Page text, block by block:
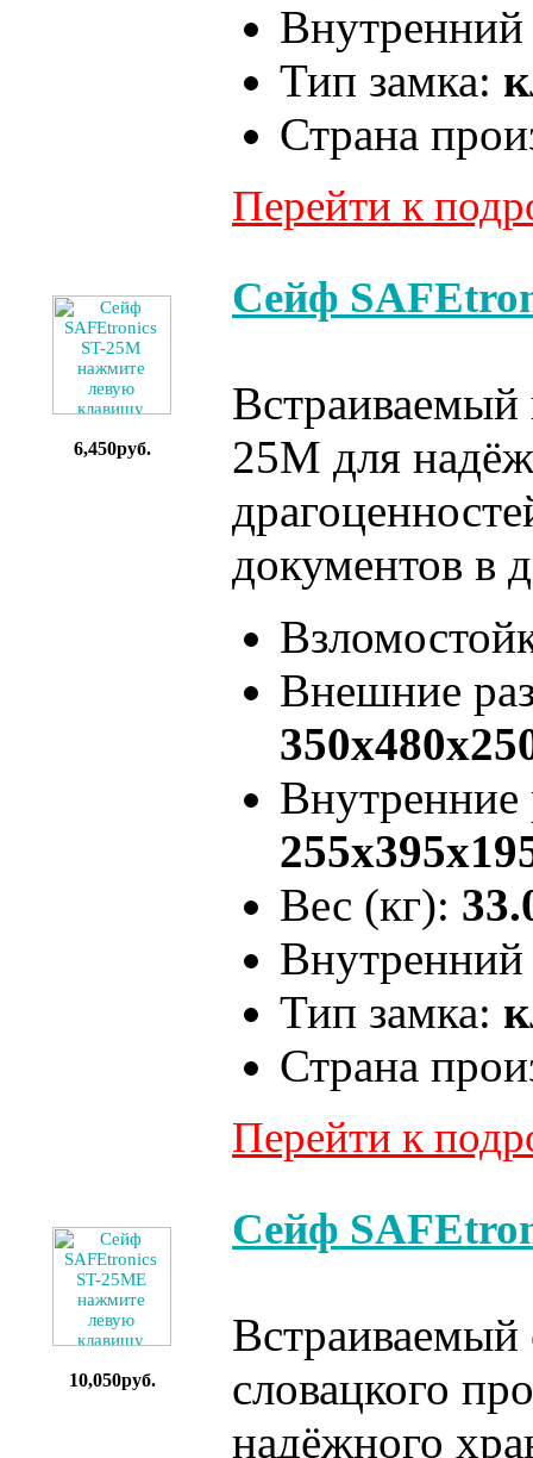
Тип замка:
Страна
Перейти к
6,450руб.
Сейф
Встраиваемый
25M для
документов в
Внешние
Вес (кг):
Тип замка:
Страна
Перейти к
10,050руб.
Сейф
словацкого
надёжного